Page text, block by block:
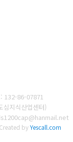
132-86-07871
지식산업센터)
Created byYescall.com